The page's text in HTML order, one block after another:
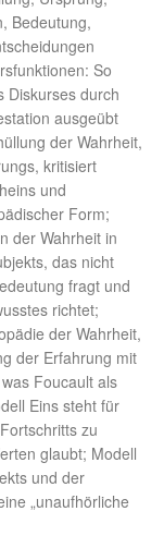
Bedeutung,
So
Diskurses durch
ausgeübt
der Wahrheit,
kritisiert
und
Form;
der Wahrheit in
das nicht
fragt und
richtet;
der Wahrheit,
der Erfahrung mit
Foucault als
Eins steht für
zu
glaubt; Modell
und der
„unaufhörliche